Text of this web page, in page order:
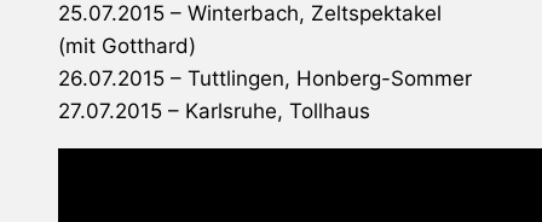
25.07.2015 – Winterbach, Zeltspektakel
(mit Gotthard)
26.07.2015 – Tuttlingen, Honberg-Sommer
27.07.2015 – Karlsruhe, Tollhaus